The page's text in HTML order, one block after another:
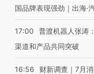
国品牌表现强劲｜出海·
17:00
普渡机器人张涛
渠道和产品共同突破
16:56
财新调查｜7月